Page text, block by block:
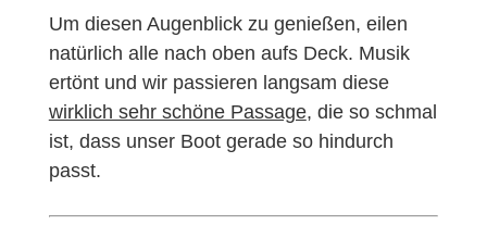
Um diesen Augenblick zu genießen, eilen
natürlich alle nach oben aufs Deck. Musik
ertönt und wir passieren langsam diese
wirklich sehr schöne Passage, die so schmal
ist, dass unser Boot gerade so hindurch
passt.